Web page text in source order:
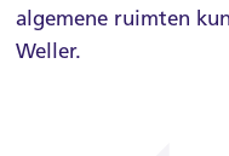
algemene ruimten
Weller.